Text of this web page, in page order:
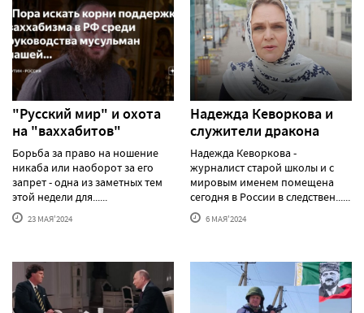
"Русский мир" и охота
на "ваххабитов"
Борьба за право на ношение
никаба или наоборот за его
запрет - одна из заметных тем
этой недели для......
23 МАЯ'2024
Надежда Кеворкова и
служители дракона
Надежда Кеворкова -
журналист старой школы и с
мировым именем помещена
сегодня в России в следствен......
6 МАЯ'2024